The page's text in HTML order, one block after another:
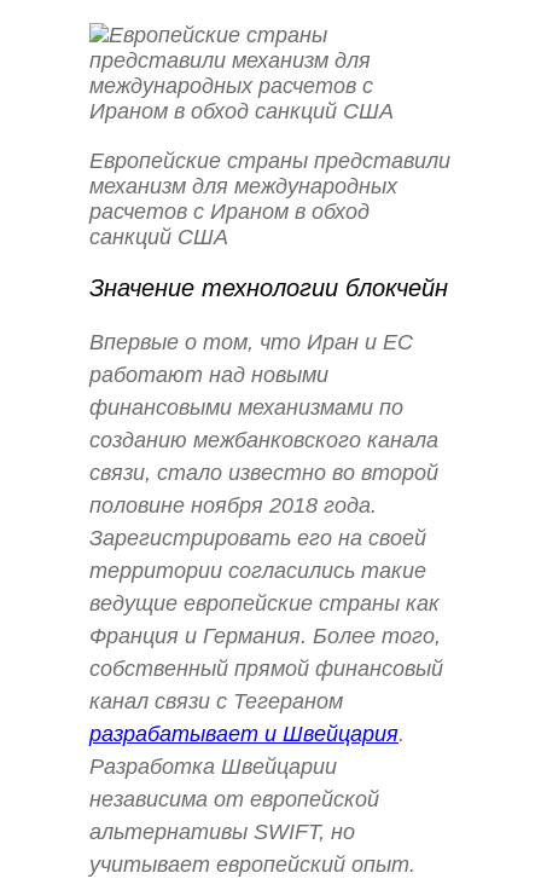
Европейские страны представили
механизм для международных
расчетов с Ираном в обход
санкций США
Значение технологии блокчейн
Впервые о том, что Иран и ЕС
работают над новыми
финансовыми механизмами по
созданию межбанковского канала
связи, стало известно во второй
половине ноября 2018 года.
Зарегистрировать его на своей
территории согласились такие
ведущие европейские страны как
Франция и Германия. Более того,
собственный прямой финансовый
канал связи с Тегераном
разрабатывает и Швейцария.
Разработка Швейцарии
независима от европейской
альтернативы SWIFT, но
учитывает европейский опыт.